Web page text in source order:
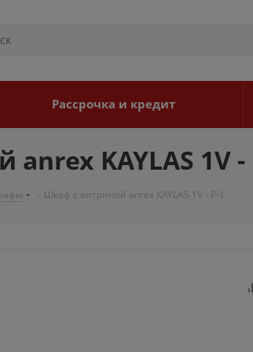
Рассрочка и кредит
KAYLAS 1V -
- Шкаф с витриной anrex KAYLAS 1V - P-1